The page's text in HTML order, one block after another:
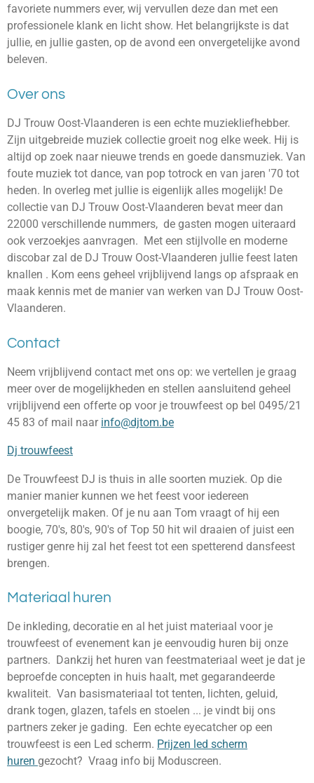
favoriete nummers ever, wij vervullen deze dan met een
professionele klank en licht show. Het belangrijkste is dat
jullie, en jullie gasten, op de avond een onvergetelijke avond
beleven.
Over ons
DJ Trouw Oost-Vlaanderen is een echte muziekliefhebber.
Zijn uitgebreide muziek collectie groeit nog elke week. Hij is
altijd op zoek naar nieuwe trends en goede dansmuziek. Van
foute muziek tot dance, van pop totrock en van jaren '70 tot
heden. In overleg met jullie is eigenlijk alles mogelijk! De
collectie van DJ Trouw Oost-Vlaanderen bevat meer dan
22000 verschillende nummers, de gasten mogen uiteraard
ook verzoekjes aanvragen. Met een stijlvolle en moderne
discobar zal de DJ Trouw Oost-Vlaanderen jullie feest laten
knallen . Kom eens geheel vrijblijvend langs op afspraak en
maak kennis met de manier van werken van DJ Trouw Oost-
Vlaanderen.
Contact
Neem vrijblijvend contact met ons op: we vertellen je graag
meer over de mogelijkheden en stellen aansluitend geheel
vrijblijvend een offerte op voor je trouwfeest op bel 0495/21
45 83 of mail naar info@djtom.be
Dj trouwfeest
De Trouwfeest DJ is thuis in alle soorten muziek. Op die
manier manier kunnen we het feest voor iedereen
onvergetelijk maken. Of je nu aan Tom vraagt of hij een
boogie, 70's, 80's, 90's of Top 50 hit wil draaien of juist een
rustiger genre hij zal het feest tot een spetterend dansfeest
brengen.
Materiaal huren
De inkleding, decoratie en al het juist materiaal voor je
trouwfeest of evenement kan je eenvoudig huren bij onze
partners. Dankzij het huren van feestmateriaal weet je dat je
beproefde concepten in huis haalt, met gegarandeerde
kwaliteit. Van basismateriaal tot tenten, lichten, geluid,
drank togen, glazen, tafels en stoelen ... je vindt bij ons
partners zeker je gading. Een echte eyecatcher op een
trouwfeest is een Led scherm. Prijzen led scherm
huren gezocht? Vraag info bij Moduscreen.